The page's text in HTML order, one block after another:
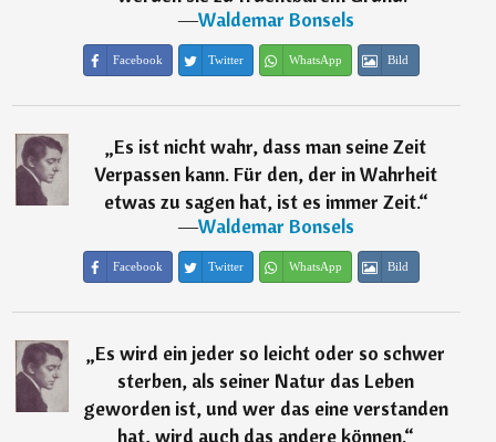
―Waldemar Bonsels
Facebook Twitter WhatsApp Bild
„Es ist nicht wahr, dass man seine Zeit
Verpassen kann. Für den, der in Wahrheit
etwas zu sagen hat, ist es immer Zeit.“
―Waldemar Bonsels
Facebook Twitter WhatsApp Bild
„Es wird ein jeder so leicht oder so schwer
sterben, als seiner Natur das Leben
geworden ist, und wer das eine verstanden
hat, wird auch das andere können.“